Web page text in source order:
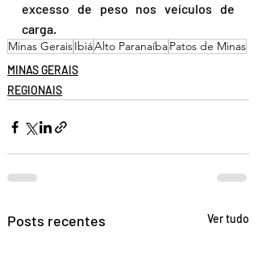
excesso de peso nos veículos de
carga.
Minas GeraisIbiáAlto ParanaíbaPatos de Minas
MINAS GERAIS
REGIONAIS
Posts recentes Ver tudo